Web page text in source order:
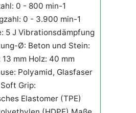
0 - 800 min-1
0 - 3.900 min-1
5 J Vibrationsdämpfung
Ø: Beton und Stein:
mm Holz: 40 mm
Polyamid, Glasfaser
Grip:
Elastomer (TPE)